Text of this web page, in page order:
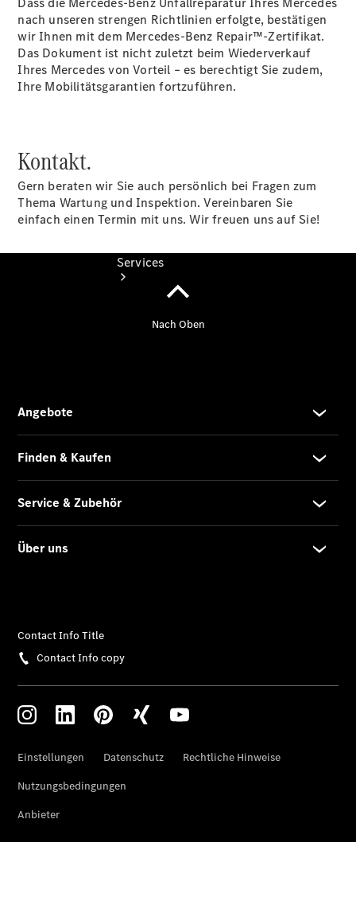
Übersicht
Gebrauchtwagensuche
Junge
Sterne
Digitale
Extras
Services
Kompletträder
Service
SmallRepair
nach unseren strengen Richtlinien erfolgte, bestätigen
wir Ihnen mit dem Mercedes-Benz Repair™-Zertifikat.
Das Dokument ist nicht zuletzt beim Wiederverkauf
Ihres Mercedes von Vorteil – es berechtigt Sie zudem,
Ihre Mobilitätsgarantien fortzuführen.
Kontakt.
Gern beraten wir Sie auch persönlich bei Fragen zum
Thema Wartung und Inspektion. Vereinbaren Sie
einfach einen Termin mit uns. Wir freuen uns auf Sie!